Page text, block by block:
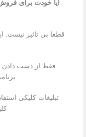
آیا خودت برای
فقط از دست دادن
تبلیغات کلیکی